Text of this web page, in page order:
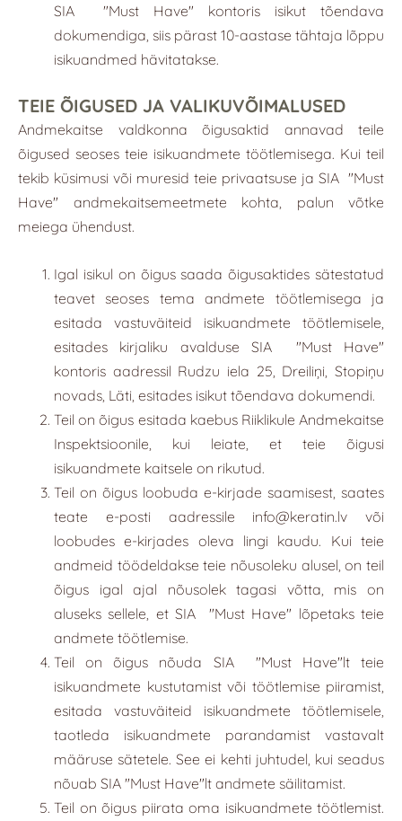
SIA "Must Have" kontoris isikut tõendava
dokumendiga, siis pärast 10-aastase tähtaja lõppu
isikuandmed hävitatakse.
TEIE ÕIGUSED JA VALIKUVÕIMALUSED
Andmekaitse valdkonna õigusaktid annavad teile
õigused seoses teie isikuandmete töötlemisega. Kui teil
tekib küsimusi või muresid teie privaatsuse ja SIA "Must
Have" andmekaitsemeetmete kohta, palun võtke
meiega ühendust.
Igal isikul on õigus saada õigusaktides sätestatud
teavet seoses tema andmete töötlemisega ja
esitada vastuväiteid isikuandmete töötlemisele,
esitades kirjaliku avalduse SIA "Must Have"
kontoris aadressil Rudzu iela 25, Dreiliņi, Stopiņu
novads, Läti, esitades isikut tõendava dokumendi.
Teil on õigus esitada kaebus Riiklikule Andmekaitse
Inspektsioonile, kui leiate, et teie õigusi
isikuandmete kaitsele on rikutud.
Teil on õigus loobuda e-kirjade saamisest, saates
teate e-posti aadressile info@keratin.lv või
loobudes e-kirjades oleva lingi kaudu. Kui teie
andmeid töödeldakse teie nõusoleku alusel, on teil
õigus igal ajal nõusolek tagasi võtta, mis on
aluseks sellele, et SIA "Must Have" lõpetaks teie
andmete töötlemise.
Teil on õigus nõuda SIA "Must Have"lt teie
isikuandmete kustutamist või töötlemise piiramist,
esitada vastuväiteid isikuandmete töötlemisele,
taotleda isikuandmete parandamist vastavalt
määruse sätetele. See ei kehti juhtudel, kui seadus
nõuab SIA "Must Have"lt andmete säilitamist.
Teil on õigus piirata oma isikuandmete töötlemist.